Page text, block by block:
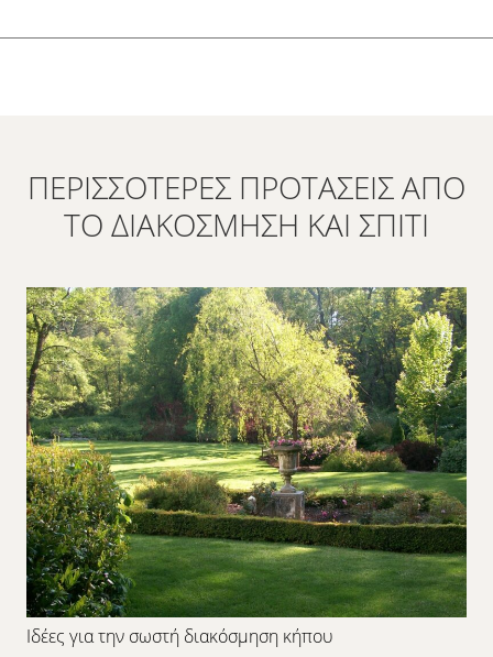
ΠΕΡΙΣΣΌΤΕΡΕΣ ΠΡΟΤΆΣΕΙΣ ΑΠΌ
ΤΟ ΔΙΑΚΌΣΜΗΣΗ ΚΑΙ ΣΠΊΤΙ
Ιδέες για την σωστή διακόσμηση κήπου